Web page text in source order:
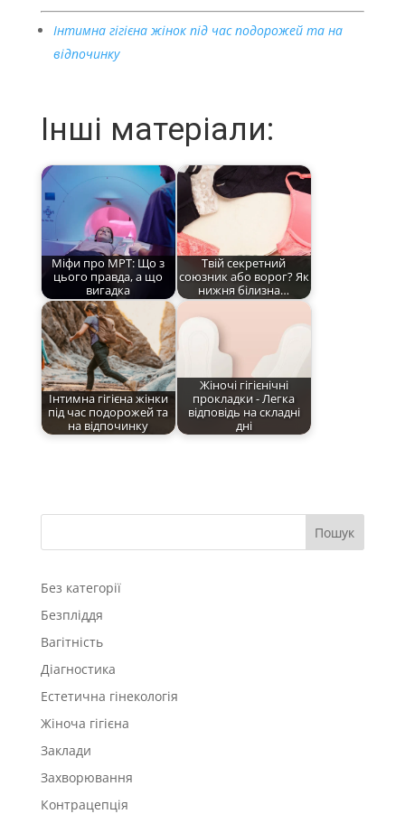
Інтимна гігієна жінок під час подорожей та на
відпочинку
Інші матеріали:
Міфи про МРТ: Що з
цього правда, а що
вигадка
Твій секретний
союзник або ворог? Як
нижня білизна…
Інтимна гігієна жінки
під час подорожей та
на відпочинку
Жіночі гігієнічні
прокладки - Легка
відповідь на складні
дні
Пошук
Без категорії
Безпліддя
Вагітність
Діагностика
Естетична гінекологія
Жіноча гігієна
Заклади
Захворювання
Контрацепція